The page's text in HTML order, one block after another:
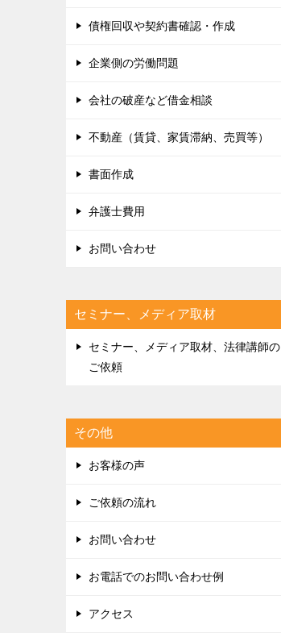
債権回収や契約書確認・作成
企業側の労働問題
会社の破産など借金相談
不動産（賃貸、家賃滞納、売買等）
書面作成
弁護士費用
お問い合わせ
セミナー、メディア取材
セミナー、メディア取材、法律講師の
ご依頼
その他
お客様の声
ご依頼の流れ
お問い合わせ
お電話でのお問い合わせ例
アクセス